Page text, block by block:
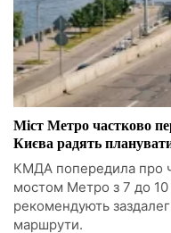
Міст Метро частково
Києва радять
КМДА попередила про
мостом Метро з 7 до
рекомендують
маршрути.